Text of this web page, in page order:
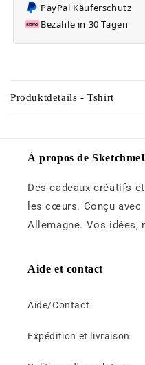
PayPal Käuferschutz
Bezahle in 30 Tagen
Produktdetails - Tshirt
À propos de
Des cadeaux créatifs
les cœurs. Conçu
Allemagne. Vos idées,
Aide et contact
Aide/Contact
Expédition et livraison